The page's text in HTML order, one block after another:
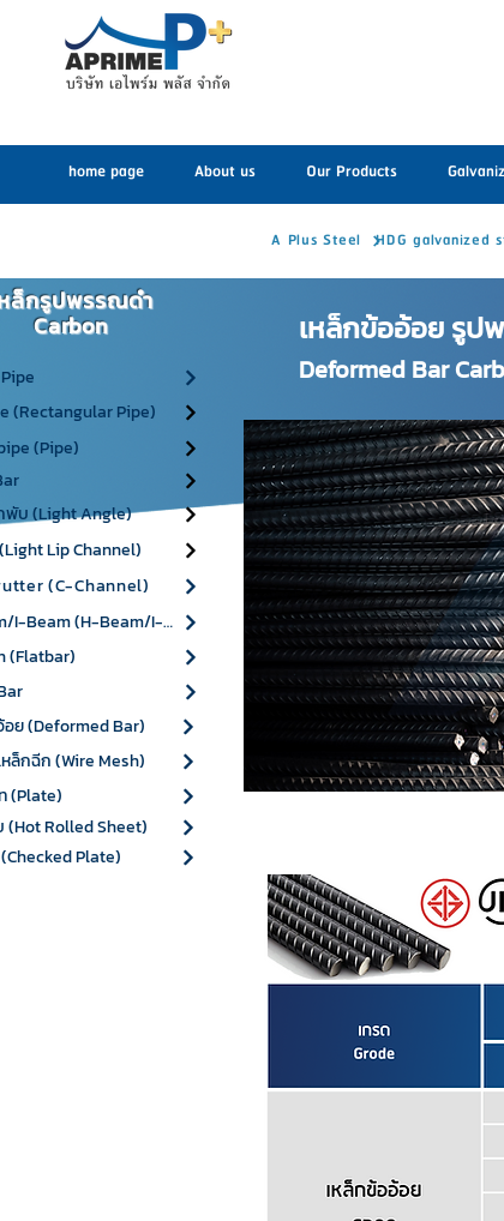
home page About us Our Products
A Plus Steel HDG galvanized
ล็กรูปพรรณดำ
Carbon
(Rectangular Pipe)
(Pipe)
Lip Channel)
(C-Channel)
H-Beam/I-Beam (H-Beam/I-Beam)
(Flatbar)
อย (Deformed Bar)
ล็กฉีก (Wire Mesh)
(Plate)
(Hot Rolled Sheet)
Plate)
พับ (Light Angle)
เหล็กข้ออ้อย รูป
Deformed Bar